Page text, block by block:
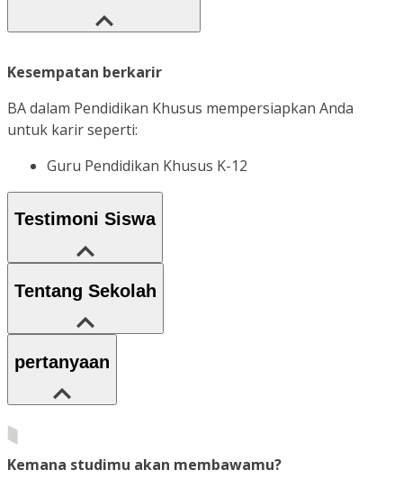
Kesempatan berkarir
BA dalam Pendidikan Khusus mempersiapkan Anda
untuk karir seperti:
Guru Pendidikan Khusus K-12
Testimoni Siswa
Tentang Sekolah
pertanyaan
Kemana studimu akan membawamu?